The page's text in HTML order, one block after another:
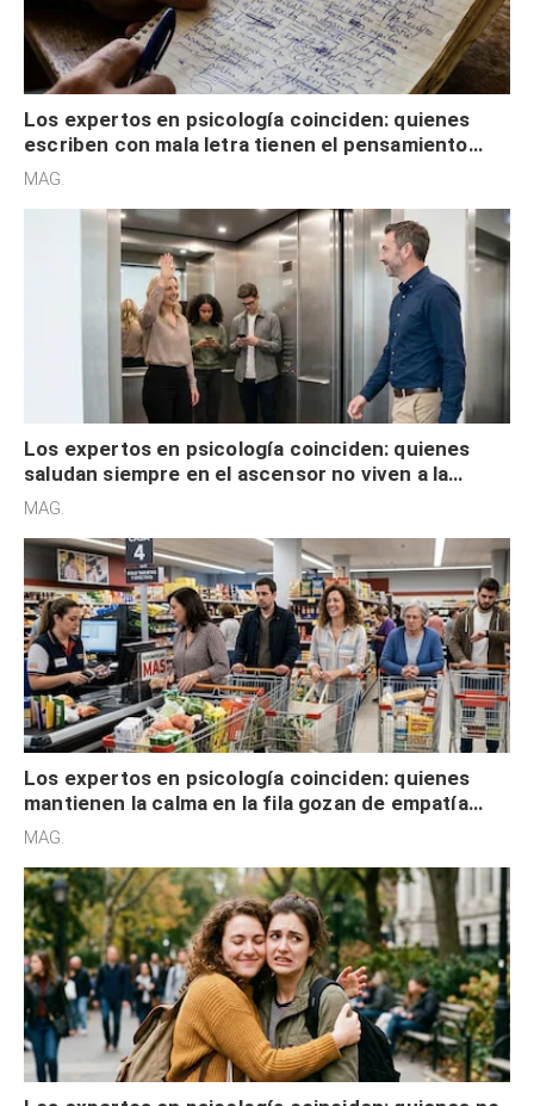
Los expertos en psicología coinciden: quienes
escriben con mala letra tienen el pensamiento
acelerado y no lo hacen por desinterés
MAG.
Los expertos en psicología coinciden: quienes
saludan siempre en el ascensor no viven a la
defensiva y tienen apertura social
MAG.
Los expertos en psicología coinciden: quienes
mantienen la calma en la fila gozan de empatía
cognitiva, gratitud y no solo tienen autocontrol
MAG.